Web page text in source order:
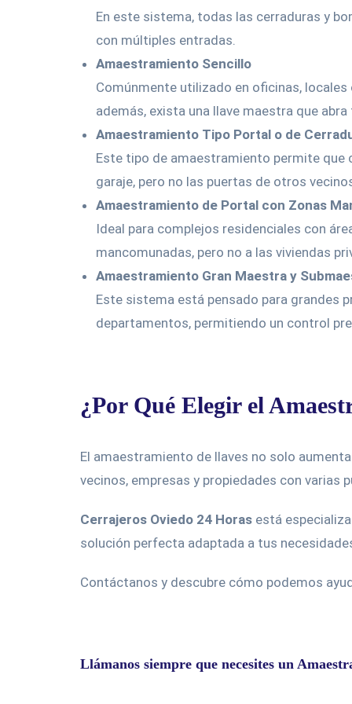
En este sistema, todas las cerraduras y
con múltiples entradas.
Amaestramiento Sencillo
Comúnmente utilizado en oficinas,
además, exista una llave maestra que
Amaestramiento Tipo Portal o de
Este tipo de amaestramiento permite que
garaje, pero no las puertas de otros
Amaestramiento de Portal con Zonas
Ideal para complejos residenciales con
mancomunadas, pero no a las viviendas
Amaestramiento Gran Maestra y
Este sistema está pensado para grandes
departamentos, permitiendo un control
¿Por Qué Elegir el
El amaestramiento de llaves no solo
vecinos, empresas y propiedades con
Cerrajeros Oviedo 24 Horas está
solución perfecta adaptada a tus
Contáctanos y descubre cómo podemos
Llámanos siempre que necesites un